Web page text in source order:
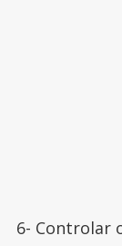
6- Controlar